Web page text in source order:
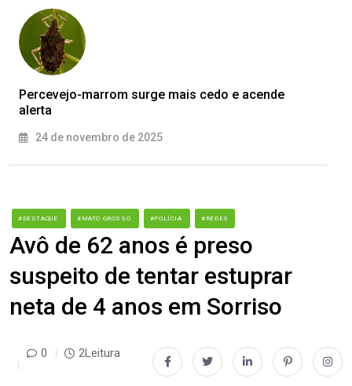
Percevejo-marrom surge mais cedo e acende
alerta
24 de novembro de 2025
#DESTAQUE #MATO GROSSO #POLÍCIA #REDES
Avô de 62 anos é preso
suspeito de tentar estuprar
neta de 4 anos em Sorriso
0 2Leitura